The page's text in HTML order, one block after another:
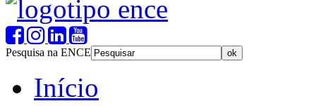
Pesquisa na ENCE
Início